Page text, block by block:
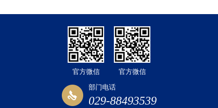
官方微信
官方微信
部门电话
029-88493539